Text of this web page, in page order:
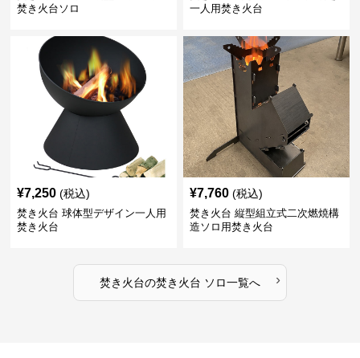
焚き火台ソロ
一人用焚き火台
¥7,250 (税込)
焚き火台 球体型デザイン一人用
焚き火台
¥7,760 (税込)
焚き火台 縦型組立式二次燃焼構
造ソロ用焚き火台
焚き火台の焚き火台 ソロ一覧へ ›